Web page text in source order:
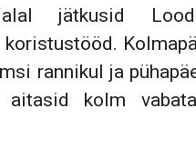
jätkusid
rannikul ja
aitasid kolm